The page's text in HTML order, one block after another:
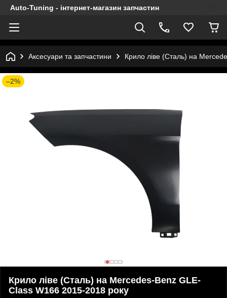
Auto-Tuning - інтернет-магазин запчастин
Аксесуари та запчастини Крило ліве (Сталь) на
–2%
Крило ліве (Сталь) на Mercedes-Benz GLE-
Class W166 2015-2018 року